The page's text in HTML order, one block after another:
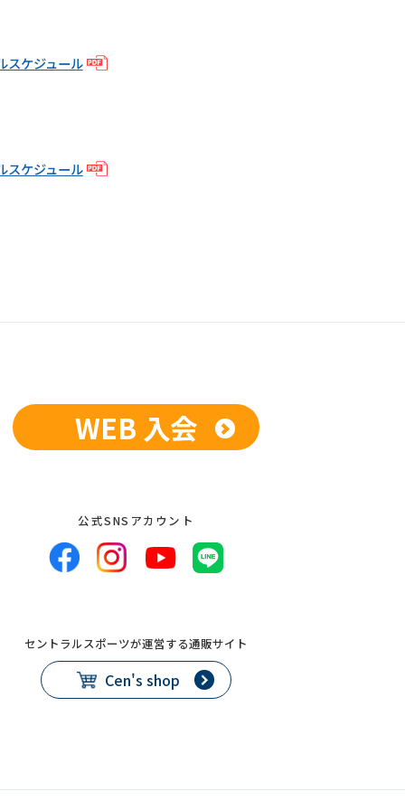
スケジュール
スケジュール
WEB 入会
公式SNSアカウント
セントラルスポーツが運営する通販サイト
Cen's shop